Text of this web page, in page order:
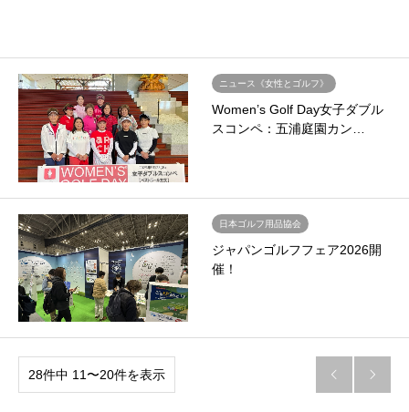
ニュース《女性とゴルフ》
Women’s Golf Day女子ダブル
スコンペ：五浦庭園カン…
日本ゴルフ用品協会
ジャパンゴルフフェア2026開
催！
28件中 11〜20件を表示  